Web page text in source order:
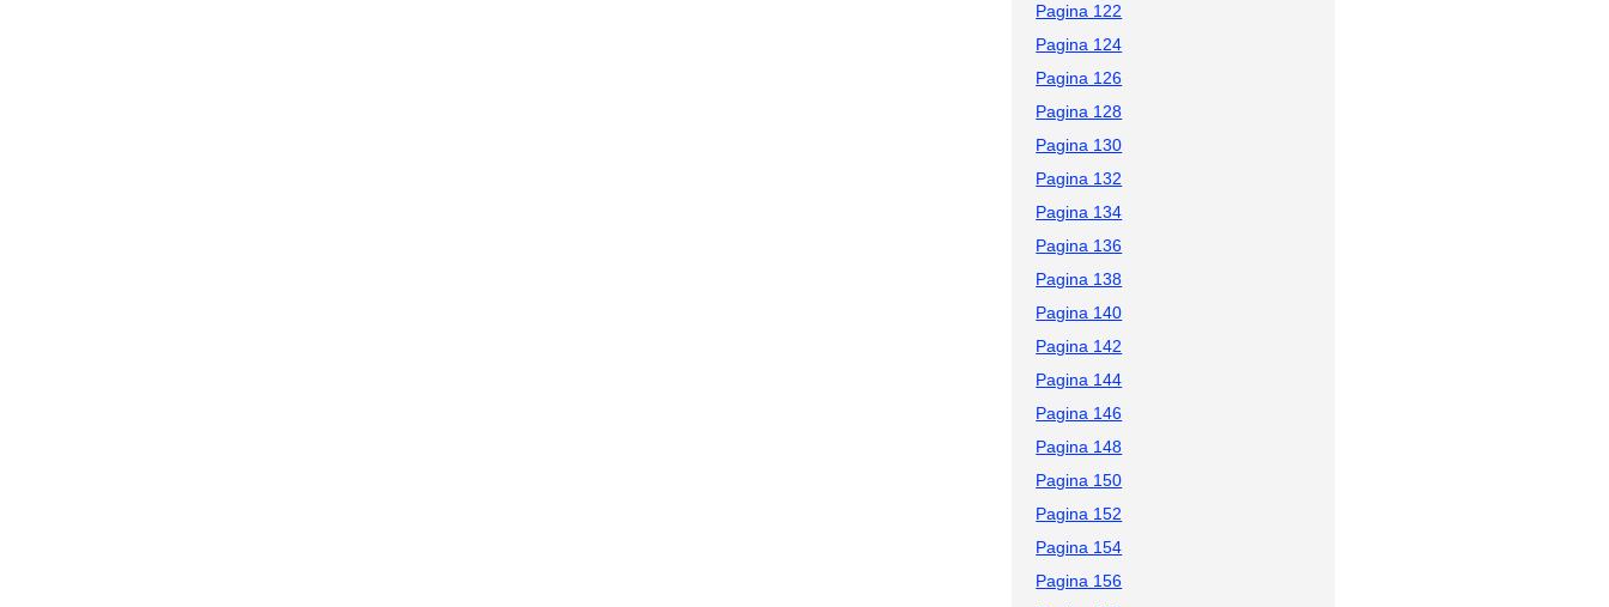
Pagina 122
Pagina 124
Pagina 126
Pagina 128
Pagina 130
Pagina 132
Pagina 134
Pagina 136
Pagina 138
Pagina 140
Pagina 142
Pagina 144
Pagina 146
Pagina 148
Pagina 150
Pagina 152
Pagina 154
Pagina 156